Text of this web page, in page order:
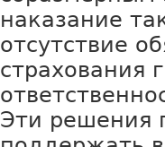
наказание
отсутствие
страхования
Эти решения